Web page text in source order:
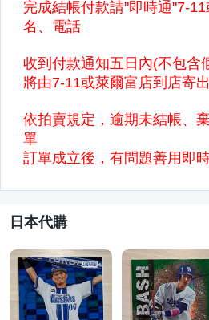
日本代購